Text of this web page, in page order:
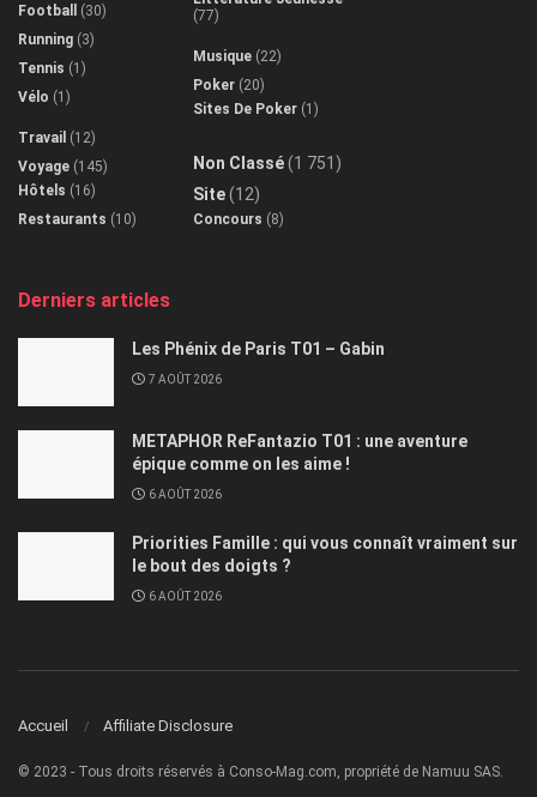
Football
(30)
Running (3)
Tennis (1)
Vélo (1)
Travail (12)
Voyage (145)
Hôtels (16)
Restaurants (10)
(77)
Musique (22)
Poker (20)
Sites De Poker (1)
Non Classé(1 751)
Site(12)
Concours (8)
Derniers articles
Les Phénix de Paris T01 – Gabin
7 AOÛT 2026
METAPHOR ReFantazio T01 : une aventure
épique comme on les aime !
6 AOÛT 2026
Priorities Famille : qui vous connaît vraiment sur
le bout des doigts ?
6 AOÛT 2026
Accueil Affiliate Disclosure
© 2023 - Tous droits réservés à Conso-Mag.com, propriété de Namuu SAS.